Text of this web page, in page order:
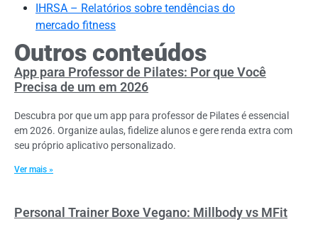
IHRSA – Relatórios sobre tendências do
mercado fitness
Outros conteúdos
App para Professor de Pilates: Por que Você
Precisa de um em 2026
Descubra por que um app para professor de Pilates é essencial
em 2026. Organize aulas, fidelize alunos e gere renda extra com
seu próprio aplicativo personalizado.
Ver mais »
Personal Trainer Boxe Vegano: Millbody vs MFit